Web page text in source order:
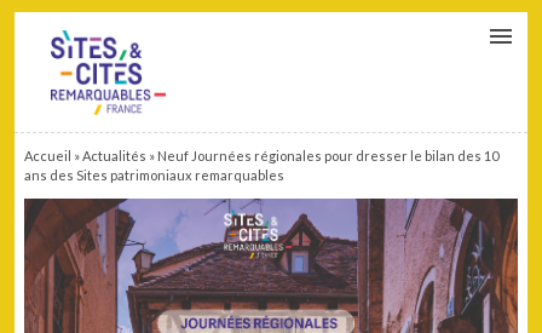
Accueil »Actualités » Neuf Journées régionales pour dresser le bilan des 10
ans des Sites patrimoniaux remarquables